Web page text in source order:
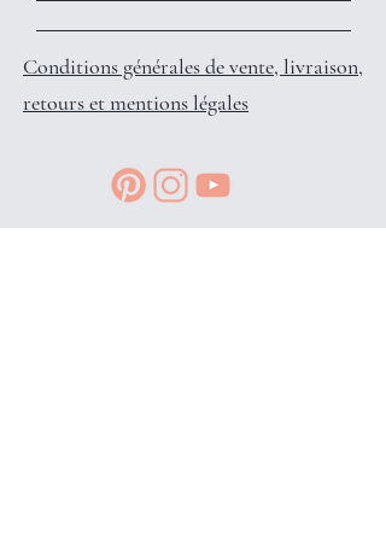
Conditions générales de vente, livraison,
retours et mentions légales